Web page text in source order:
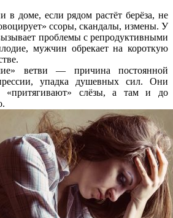
в доме, если рядом растёт берёза, не
ссоры, скандалы, измены. У
проблемы с репродуктивными
мужчин обрекает на короткую
ветви — причина постоянной
упадка душевных сил. Они
«притягивают» слёзы, а там и до